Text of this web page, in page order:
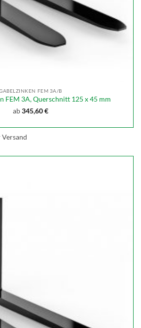
FEM 3A/B
FEM 3A, Querschnitt 125 x 45 mm
ab345,60€